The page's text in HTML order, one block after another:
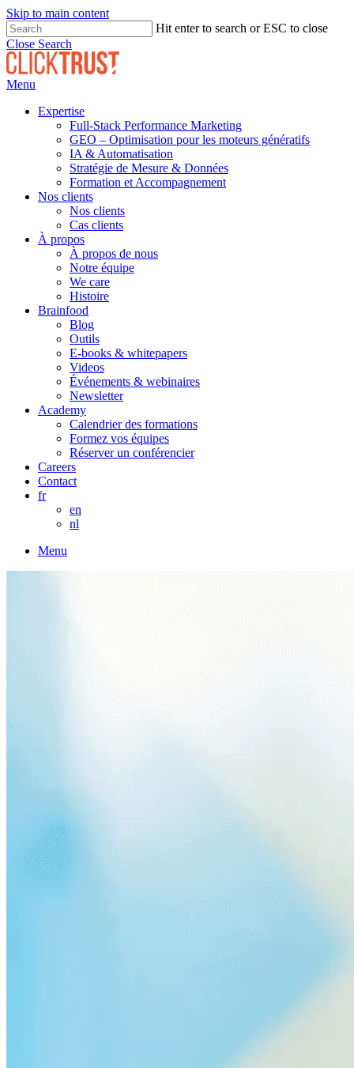
Skip to main content
Hit enter to search or ESC to close
Close Search
Menu
Expertise
Full-Stack Performance Marketing
GEO – Optimisation pour les moteurs génératifs
IA & Automatisation
Stratégie de Mesure & Données
Formation et Accompagnement
Nos clients
Nos clients
Cas clients
À propos
À propos de nous
Notre équipe
We care
Histoire
Brainfood
Blog
Outils
E-books & whitepapers
Videos
Événements & webinaires
Newsletter
Academy
Calendrier des formations
Formez vos équipes
Réserver un conférencier
Careers
Contact
fr
en
nl
Menu